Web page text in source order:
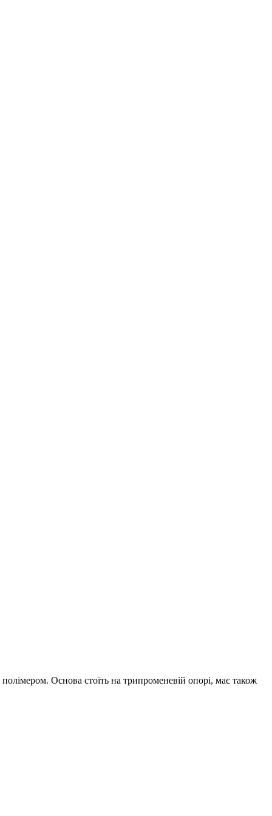
Основа стоїть на трипроменевій опорі, має також